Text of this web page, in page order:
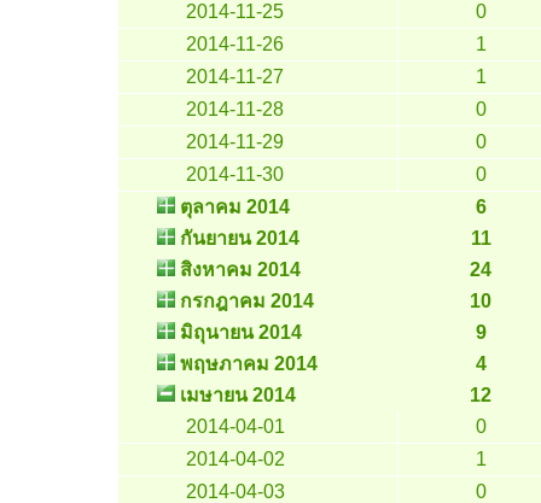
2014-11-25
0
2014-11-26
1
2014-11-27
1
2014-11-28
0
2014-11-29
0
2014-11-30
0
ตุลาคม 2014
6
กันยายน 2014
11
สิงหาคม 2014
24
กรกฎาคม 2014
10
มิถุนายน 2014
9
พฤษภาคม 2014
4
เมษายน 2014
12
2014-04-01
0
2014-04-02
1
2014-04-03
0